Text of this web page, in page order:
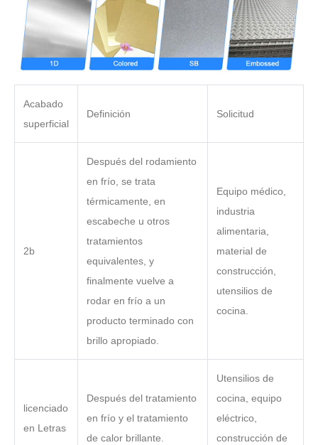
Acabado
superficial
Definición Solicitud
2b
Después del rodamiento
en frío, se trata
térmicamente, en
escabeche u otros
tratamientos
equivalentes, y
finalmente vuelve a
rodar en frío a un
producto terminado con
brillo apropiado.
Equipo médico,
industria
alimentaria,
material de
construcción,
utensilios de
cocina.
licenciado
en Letras
Después del tratamiento
en frío y el tratamiento
de calor brillante.
Utensilios de
cocina, equipo
eléctrico,
construcción de